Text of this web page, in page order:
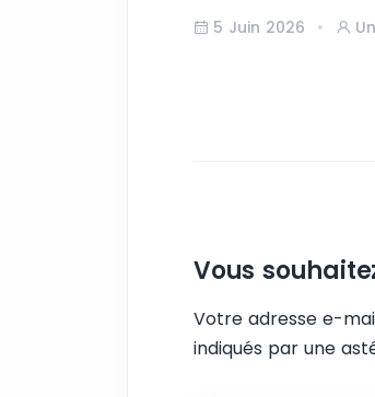
5 Juin 2026
Vous
Votre adresse e-
indiqués par une